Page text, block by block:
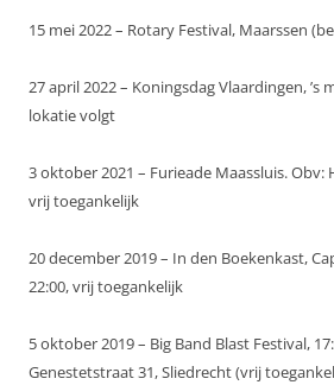
15 mei 2022 – Rotary Festival, Maarssen
27 april 2022 – Koningsdag Vlaardingen, ’s
lokatie volgt
3 oktober 2021 – Furieade Maassluis. Obv:
vrij toegankelijk
20 december 2019 – In den Boekenkast,
22:00, vrij toegankelijk
5 oktober 2019 – Big Band Blast Festival,
Genestetstraat 31, Sliedrecht (vrij